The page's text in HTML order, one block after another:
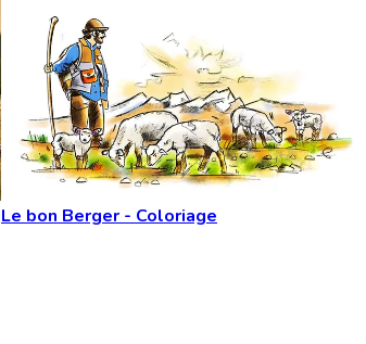
Le bon Berger - Coloriage